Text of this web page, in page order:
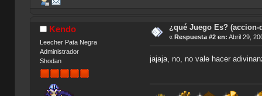
Kendo
Leecher Pata Negra
Administrador
Shodan
¿qué Juego Es? (accion-
« Respuesta #2 en: Abril 29,
jajaja, no, no vale hacer